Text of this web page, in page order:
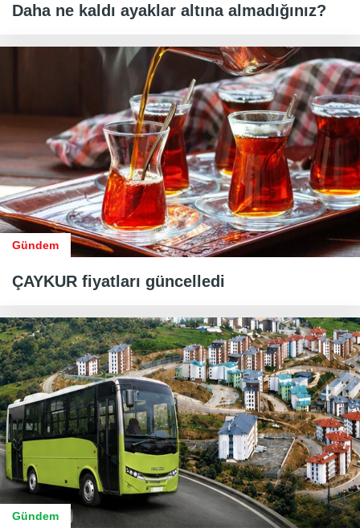
Daha ne kaldı ayaklar altına almadığınız?
Gündem
ÇAYKUR fiyatları güncelledi
Gündem